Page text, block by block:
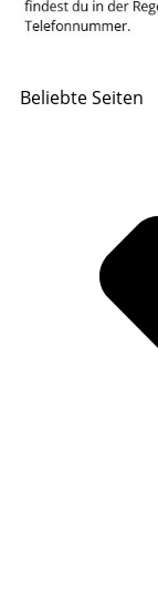
Beliebte Seiten